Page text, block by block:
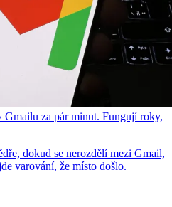
za pár minut. Fungují roky,
dokud se nerozdělí mezi Gmail,
varování, že místo došlo.